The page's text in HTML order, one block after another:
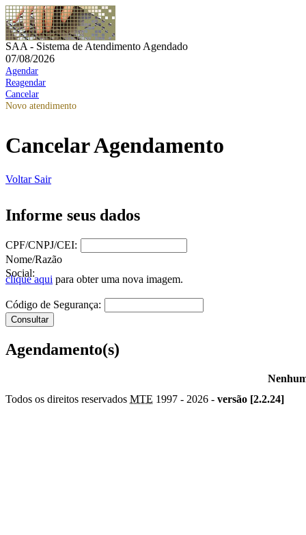
SAA - Sistema de Atendimento Agendado
07/08/2026
Agendar
Reagendar
Cancelar
Novo atendimento
Cancelar Agendamento
Voltar Sair
Informe seus dados
CPF/CNPJ/CEI:
Nome/Razão
Social:
clique aqui para obter uma nova imagem.
Código de Segurança:
Agendamento(s)
Todos os direitos reservados MTE 1997 - 2026 - versão [2.2.24]